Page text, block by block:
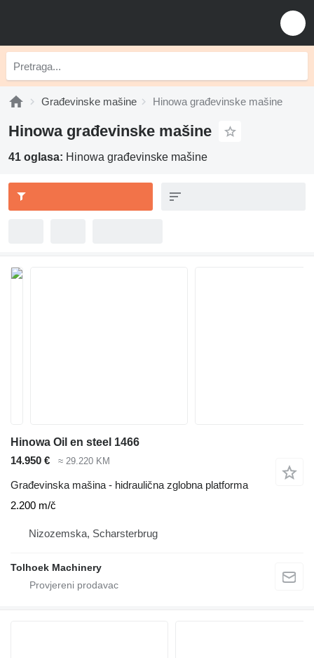
Građevinske mašine Hinowa građevinske mašine
Hinowa građevinske mašine
41 oglasa: Hinowa građevinske mašine
Hinowa Oil en steel 1466
14.950 €
≈ 29.220 KM
Građevinska mašina - hidraulična zglobna platforma
2.200 m/č
Nizozemska, Scharsterbrug
Tolhoek Machinery